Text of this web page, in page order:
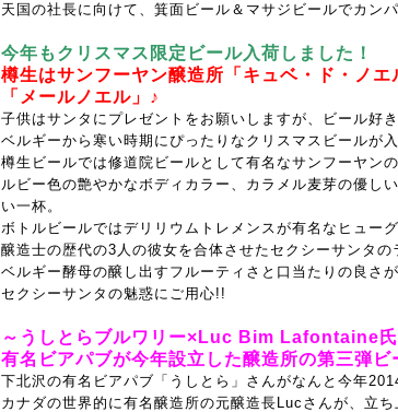
天国の社長に向けて、箕面ビール＆マサジビールでカン
今年もクリスマス限定ビール入荷しました！
樽生はサンフーヤン醸造所「キュベ・ド・ノ
「メールノエル」♪
子供はサンタにプレゼントをお願いしますが、ビール好
ベルギーから寒い時期にぴったりなクリスマスビールが
樽生ビールでは修道院ビールとして有名なサンフーヤン
ルビー色の艶やかなボディカラー、カラメル麦芽の優し
い一杯。
ボトルビールではデリリウムトレメンスが有名なヒュー
醸造士の歴代の3人の彼女を合体させたセクシーサンタの
ベルギー酵母の醸し出すフルーティさと口当たりの良さ
セクシーサンタの魅惑にご用心!!
～うしとらブルワリー×Luc Bim Lafontaine氏
有名ビアパブが今年設立した醸造所の第三弾ビ
下北沢の有名ビアパブ「うしとら」さんがなんと今年
カナダの世界的に有名醸造所の元醸造長Lucさんが、立ち